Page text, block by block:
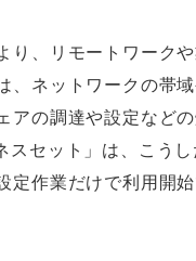
り、リモートワーク
、ネットワークの帯
アの調達や設定など
スセット」は、こう
定作業だけで利用開